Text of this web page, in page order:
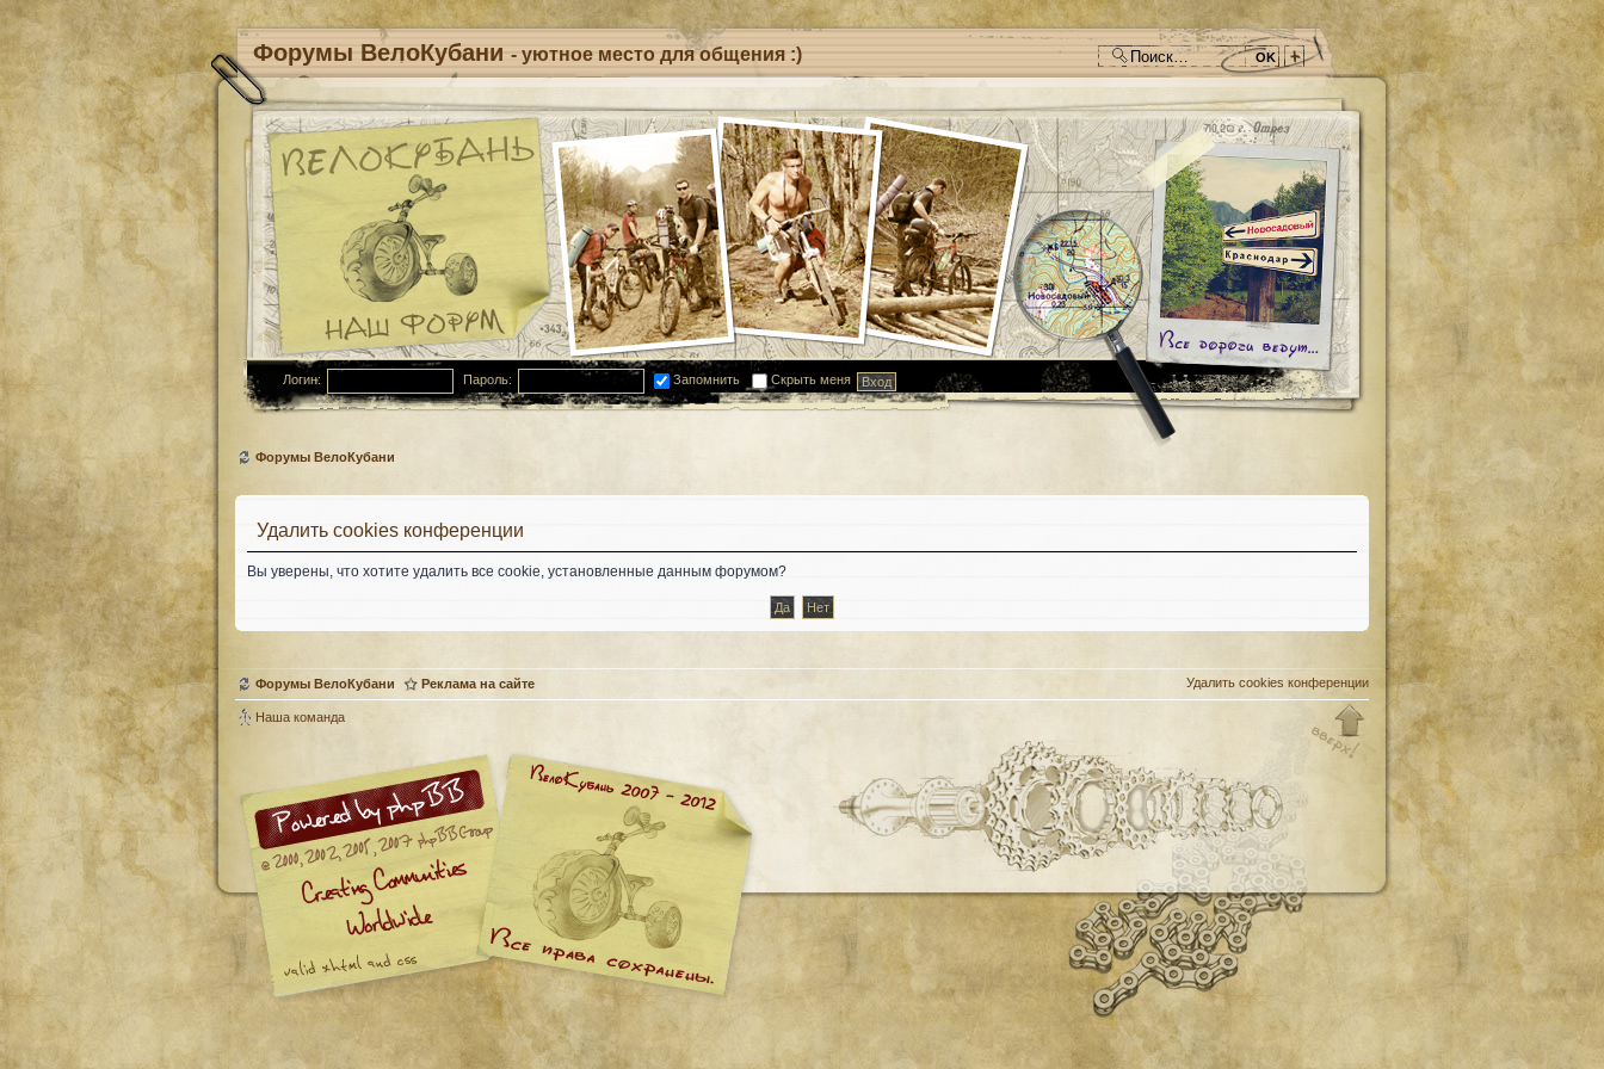
Форумы ВелоКубани - уютное место для общения :)
Логин: Пароль: Запомнить Скрыть меня
Форумы ВелоКубани
Удалить cookies конференции
Вы уверены, что хотите удалить все cookie, установленные данным форумом?
Форумы ВелоКубани Реклама на сайте Удалить cookies конференции
Наша команда